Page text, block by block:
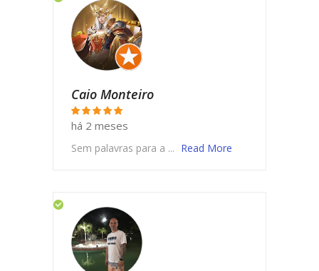
Caio Monteiro
há 2 meses
Sem palavras para a ... Read More